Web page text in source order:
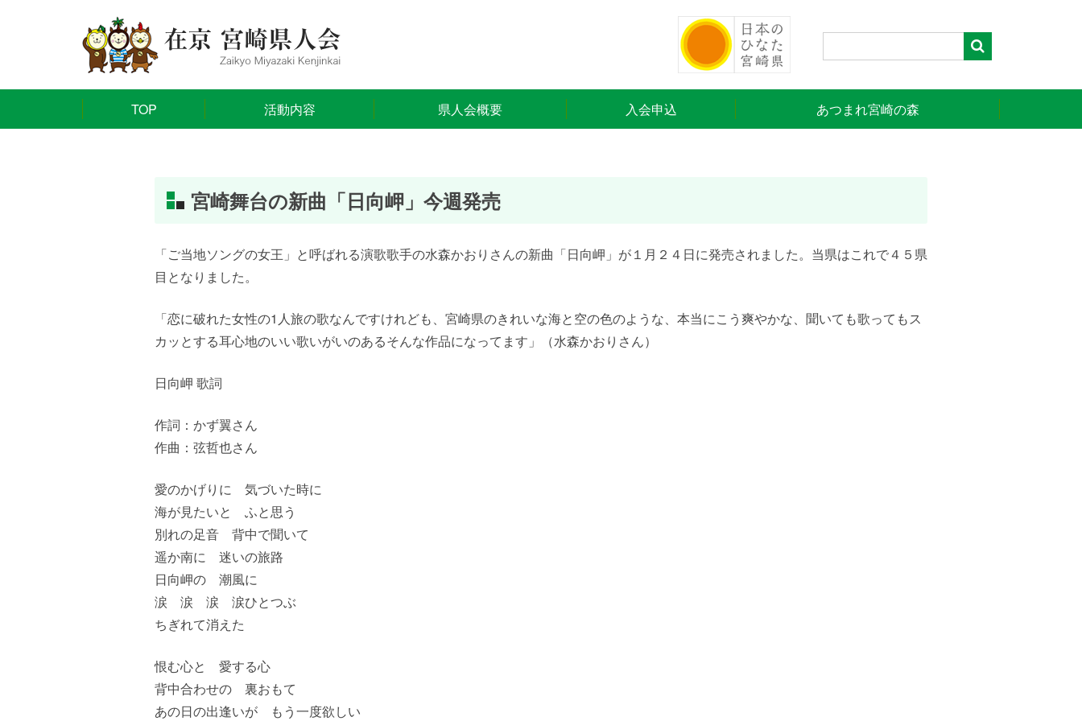
TOP 活動内容 県人会概要 入会申込 あつまれ宮崎の森
宮崎舞台の新曲「日向岬」今週発売
「ご当地ソングの女王」と呼ばれる演歌歌手の水森かおりさんの新曲「日向岬」が１月２４日に発売されました。当県はこれで４５県
目となりました。
「恋に破れた女性の1人旅の歌なんですけれども、宮崎県のきれいな海と空の色のような、本当にこう爽やかな、聞いても歌ってもス
カッとする耳心地のいい歌いがいのあるそんな作品になってます」（水森かおりさん）
日向岬 歌詞
作詞：かず翼さん
作曲：弦哲也さん
愛のかげりに 気づいた時に
海が見たいと ふと思う
別れの足音 背中で聞いて
遥か南に 迷いの旅路
日向岬の 潮風に
涙 涙 涙 涙ひとつぶ
ちぎれて消えた
恨む心と 愛する心
背中合わせの 裏おもて
あの日の出逢いが もう一度欲しい